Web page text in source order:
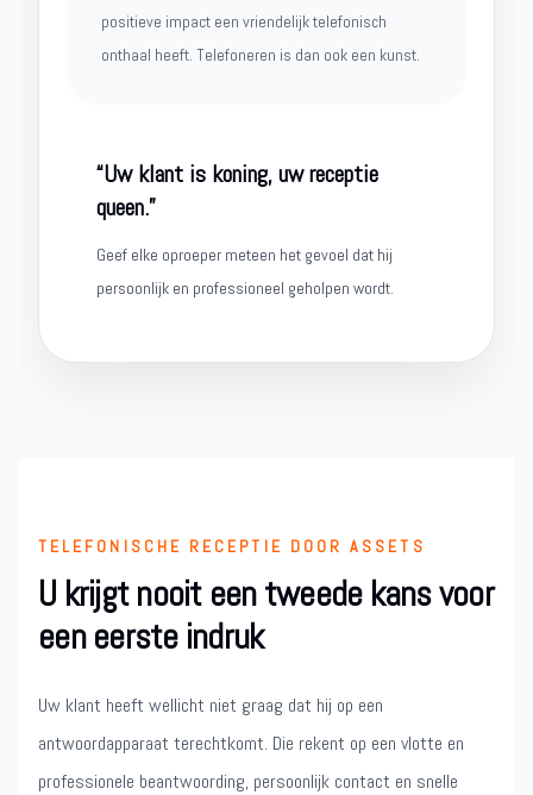
positieve impact een vriendelijk telefonisch
onthaal heeft. Telefoneren is dan ook een kunst.
“Uw klant is koning, uw receptie
queen.”
Geef elke oproeper meteen het gevoel dat hij
persoonlijk en professioneel geholpen wordt.
TELEFONISCHE RECEPTIE DOOR ASSETS
U krijgt nooit een tweede kans voor
een eerste indruk
Uw klant heeft wellicht niet graag dat hij op een
antwoordapparaat terechtkomt. Die rekent op een vlotte en
professionele beantwoording, persoonlijk contact en snelle